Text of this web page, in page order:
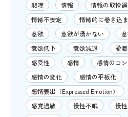
悲嘆
情報 情報の取捨
情緒不安定
情緒的に巻き込
意欲
意欲が湧かない
意欲低下
意欲減退 愛着
感受性
感情
感情のコ
感情の変化
感情の平板化
感情表出（Expressed Emotion）
感覚過敏
慢性不眠
慢